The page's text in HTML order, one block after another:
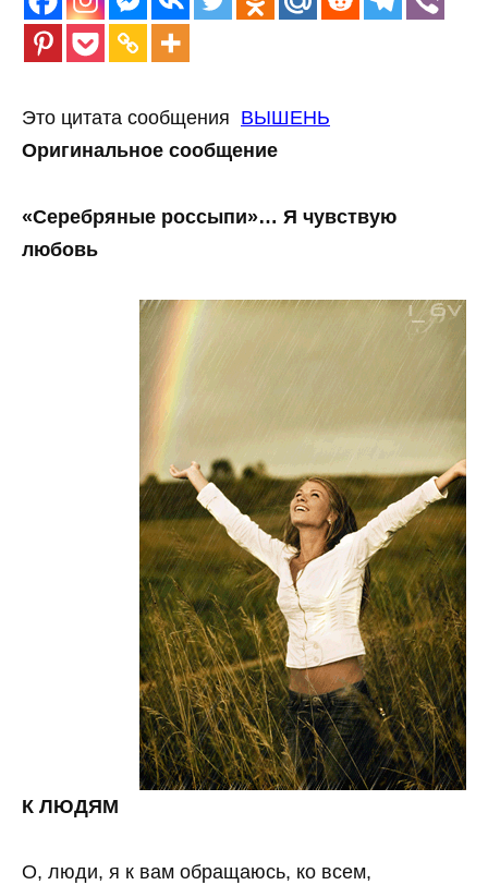
Это цитата сообщения ВЫШЕНЬ
Оригинальное сообщение
«Серебряные россыпи»… Я чувствую
любовь
К ЛЮДЯМ
О, люди, я к вам обращаюсь, ко всем,